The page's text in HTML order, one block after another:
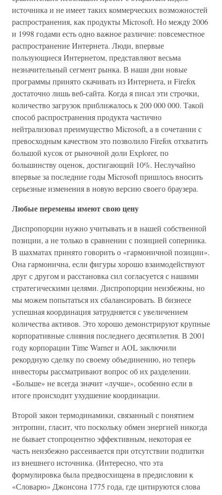
источника и не имеет таких коммерческих возможностей
распространения, как продукты Microsoft. Но между 2006
и 1998 годами есть одно важное различие: повсеместное
распространение Интернета. Люди, впервые
пользующиеся Интернетом, представляют весьма
незначительный сегмент рынка. В наши дни новые
программы принято скачивать из Интернета, и Firefox
достаточно лишь веб-сайта. Когда я писал эти строчки,
количество загрузок приближалось к 200 000 000. Такой
способ распространения продукта частично
нейтрализовал преимущество Microsoft, а в сочетании с
превосходным качеством это позволило Firefox отхватить
большой кусок от рыночной доли Explorer, по
большинству оценок, достигающий 10%. Неслучайно
впервые за последние годы Microsoft пришлось вносить
серьезные изменения в новую версию своего браузера.
Любые перемены имеют свою цену
Диспропорции нужно учитывать и в нашей собственной
позиции, а не только в сравнении с позицией соперника.
В шахматах принято говорить о «гармоничной позиции».
Она гармонична, если фигуры хорошо взаимодействуют
друг с другом и расстановка сил согласуется с нашими
стратегическими целями. Диспропорции неизбежны, но
мы можем попытаться их сбалансировать. В бизнесе
успешная координация затрудняется с увеличением
количества активов. Это хорошо демонстрируют крупные
корпоративные слияния последнего десятилетия. В 2001
году корпорации Time Warner и AOL заключили
рекордную сделку по своему объединению, но теперь
инвесторы рассматривают вопрос об их разделении.
«Больше» не всегда значит «лучше», особенно если в
итоге происходит ухудшение координации.
Второй закон термодинамики, связанный с понятием
энтропии, гласит, что поскольку обмен энергией никогда
не бывает стопроцентно эффективным, некоторая ее
часть неизбежно рассеивается при отсутствии подпитки
из внешнего источника. (Интересно, что эта
формулировка была предвосхищена в предисловии к
«Словарю» Джонсона 1775 года, где цитируются слова